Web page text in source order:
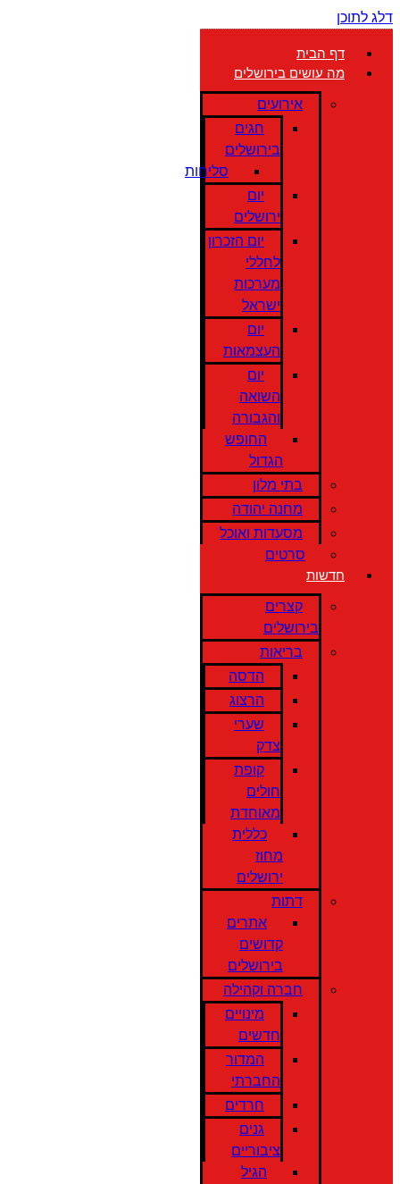
דלג לתוכן
דף הבית
מה עושים בירושלים
אירועים
חגים
בירושלים
סליחות
יום
ירושלים
יום הזכרון
לחללי
מערכות
ישראל
יום
העצמאות
יום
השואה
והגבורה
החופש
הגדול
בתי מלון
מחנה יהודה
מסעדות ואוכל
סרטים
חדשות
קצרים
בירושלים
בריאות
הדסה
הרצוג
שערי
צדק
קופת
חולים
מאוחדת
כללית
מחוז
ירושלים
דתות
אתרים
קדושים
בירושלים
חברה וקהילה
מינויים
חדשים
המדור
החברתי
חרדים
גנים
ציבוריים
הגיל